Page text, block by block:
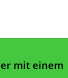
mit einem